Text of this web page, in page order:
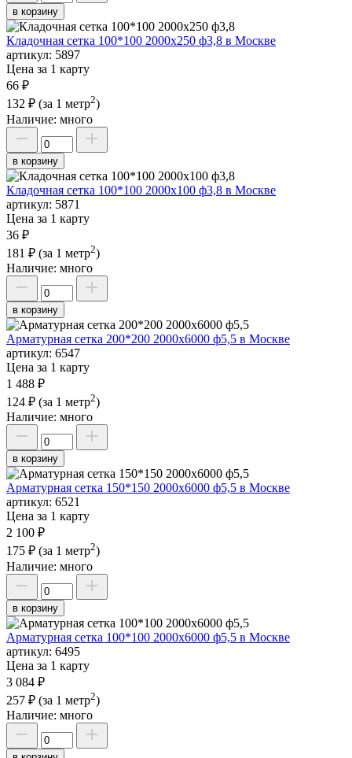
в корзину
Кладочная сетка 100*100 2000х250 ф3,8 в Москве
артикул: 5897
Цена за 1 карту
66 ₽
132 ₽ (за 1 метр2)
Наличие: много
в корзину
Кладочная сетка 100*100 2000х100 ф3,8 в Москве
артикул: 5871
Цена за 1 карту
36 ₽
181 ₽ (за 1 метр2)
Наличие: много
в корзину
Арматурная сетка 200*200 2000х6000 ф5,5 в Москве
артикул: 6547
Цена за 1 карту
1 488 ₽
124 ₽ (за 1 метр2)
Наличие: много
в корзину
Арматурная сетка 150*150 2000х6000 ф5,5 в Москве
артикул: 6521
Цена за 1 карту
2 100 ₽
175 ₽ (за 1 метр2)
Наличие: много
в корзину
Арматурная сетка 100*100 2000х6000 ф5,5 в Москве
артикул: 6495
Цена за 1 карту
3 084 ₽
257 ₽ (за 1 метр2)
Наличие: много